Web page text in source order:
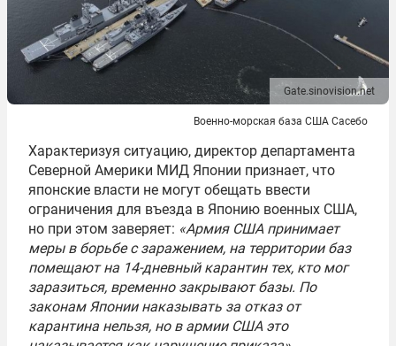
Gate.sinovision.net
Военно-морская база США Сасебо
Характеризуя ситуацию, директор департамента
Северной Америки МИД Японии признает, что
японские власти не могут обещать ввести
ограничения для въезда в Японию военных США,
но при этом заверяет: «Армия США принимает
меры в борьбе с заражением, на территории баз
помещают на 14-дневный карантин тех, кто мог
заразиться, временно закрывают базы. По
законам Японии наказывать за отказ от
карантина нельзя, но в армии США это